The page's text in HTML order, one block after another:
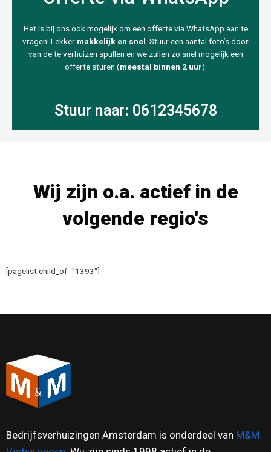
Het is bij ons ook mogelijk om een offerte via WhatsApp aan te
vragen! Lekker makkelijk en snel . Stuur een aantal foto’s door
van de te verhuizen spullen en we zullen zo snel mogelijk een
offerte sturen (meestal binnen 2 uur).
Stuur naar: 0612345678
Wij zijn o.a. actief in de
volgende regio's
[pagelist child_of="1393"]
Bedrijfsverhuizingen Amsterdam is onderdeel van M&M